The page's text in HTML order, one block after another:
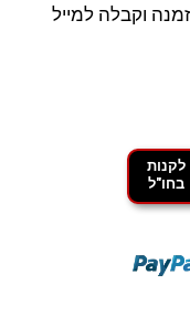
וקבלה למייל
לקנות
בחו"ל